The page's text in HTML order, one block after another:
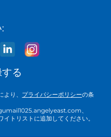
る
り、 プライバシーポリシーの条
、
トリストに追加してください。